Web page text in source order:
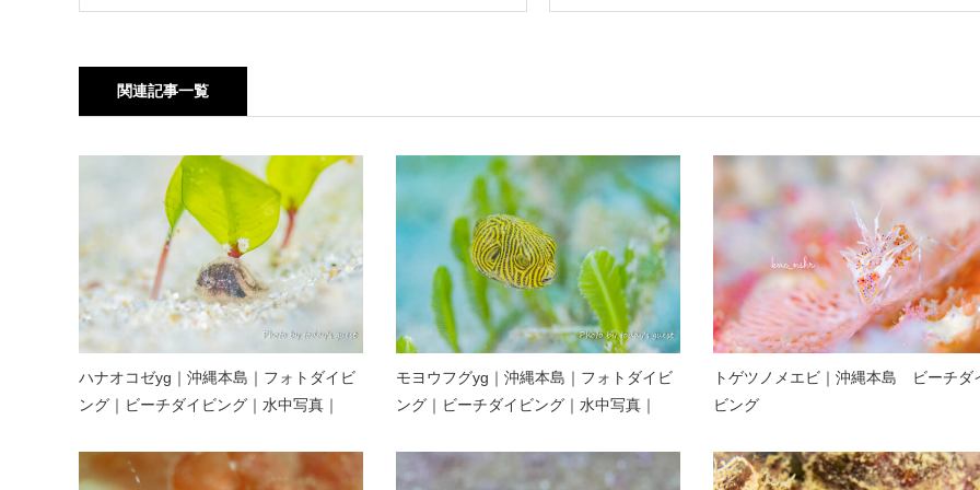
関連記事一覧
ハナオコゼyg｜沖縄本島｜フォトダイビ
ング｜ビーチダイビング｜水中写真｜
モヨウフグyg｜沖縄本島｜フォトダイビ
ング｜ビーチダイビング｜水中写真｜
トゲツノメエビ｜沖縄本島 ビーチダ
ビング